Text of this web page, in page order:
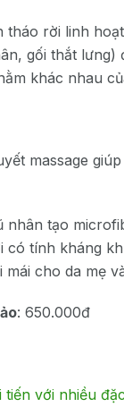
tháo rời linh
gối thắt lưng)
khác nhau
massage
nhân tạo
tính kháng
cho da mẹ
: 650.000đ
với nhiều